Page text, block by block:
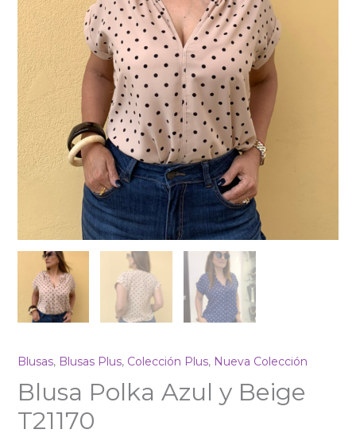
Blusas, Blusas Plus, Colección Plus, Nueva Colección
Blusa Polka Azul y Beige
T21170